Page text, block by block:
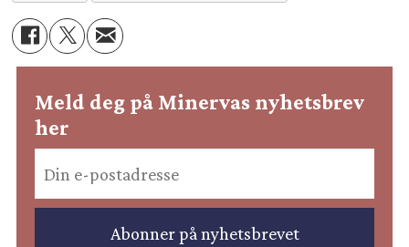
Meld deg på Minervas nyhetsbrev
her